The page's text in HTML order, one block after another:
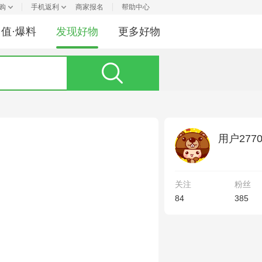
手机返利 商家报名 帮助中心
值·爆料 发现好物 更多好物
用户
关注
84
粉丝
385